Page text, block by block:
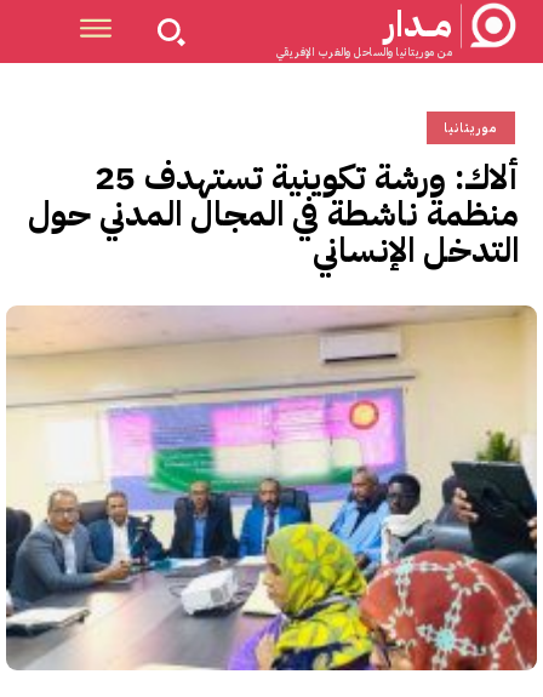
مــدار
من موريتانيا والساحل والغرب الإفريقي
موريتانيا
ألاك: ورشة تكوينية تستهدف 25
منظمة ناشطة في المجال المدني حول
التدخل الإنساني